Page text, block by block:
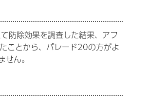
防除効果を調査した結果、アフ
ことから、パレード20の方がよ
ん。